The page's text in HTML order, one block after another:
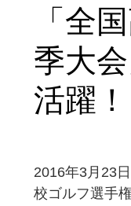
「全
季大
活躍！
2016年3月23
校ゴルフ選手